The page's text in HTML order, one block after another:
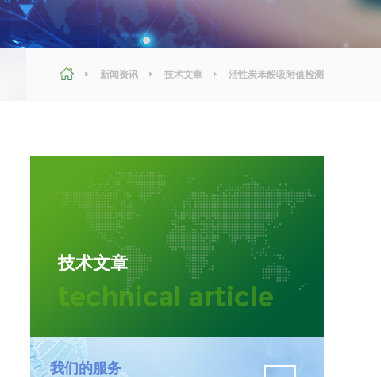
鉴别 危废鉴定
壤调查 更多
更多
轨道交通变形监测
在线咨询
涉水产品检测
放射卫生检测
水资源检测
毒理检测
新闻资讯 技术文章 活性炭苯酚吸附值检测
技术文章
technical article
我们的服务